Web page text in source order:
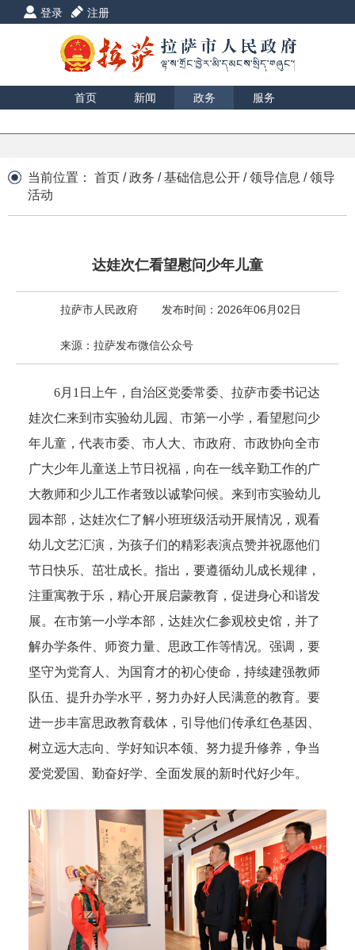
登录 注册
首页 新闻 政务
服务
当前位置： 首页 /政务 /基础信息公开 /领导信息 /领导
活动
达娃次仁看望慰问少年儿童
拉萨市人民政府 发布时间：2026年06月02日
来源：拉萨发布微信公众号
6月1日上午，自治区党委常委、拉萨市委书记达
娃次仁来到市实验幼儿园、市第一小学，看望慰问少
年儿童，代表市委、市人大、市政府、市政协向全市
广大少年儿童送上节日祝福，向在一线辛勤工作的广
大教师和少儿工作者致以诚挚问候。来到市实验幼儿
园本部，达娃次仁了解小班班级活动开展情况，观看
幼儿文艺汇演，为孩子们的精彩表演点赞并祝愿他们
节日快乐、茁壮成长。指出，要遵循幼儿成长规律，
注重寓教于乐，精心开展启蒙教育，促进身心和谐发
展。在市第一小学本部，达娃次仁参观校史馆，并了
解办学条件、师资力量、思政工作等情况。强调，要
坚守为党育人、为国育才的初心使命，持续建强教师
队伍、提升办学水平，努力办好人民满意的教育。要
进一步丰富思政教育载体，引导他们传承红色基因、
树立远大志向、学好知识本领、努力提升修养，争当
爱党爱国、勤奋好学、全面发展的新时代好少年。